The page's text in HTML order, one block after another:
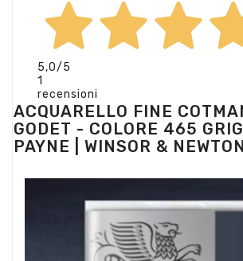
5,0/5
1
recensioni
ACQUARELLO FINE
GODET - COLORE 465
PAYNE | WINSOR & NEWTON